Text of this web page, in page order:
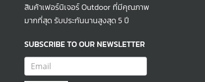
สินค้าเฟอร์นิเจอร์ Outdoor ที่มีคุณภาพ
มากที่สุด รับประกันนานสูงสุด 5 ปี
SUBSCRIBE TO OUR NEWSLETTER